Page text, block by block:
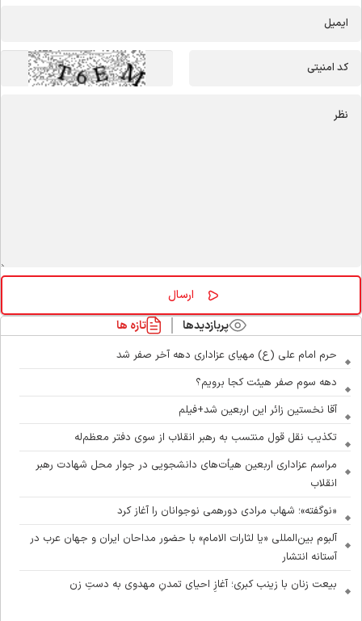
پربازدیدها تازه ها
حرم امام علی (ع) مهیای عزاداری دهه آخر صفر شد
دهه سوم صفر هیئت کجا برویم؟
آقا نخستین زائر این اربعین شد+فیلم
تکذیب نقل قول منتسب به رهبر انقلاب از سوی دفتر معظم‌له
مراسم عزاداری اربعین هیأت‌های دانشجویی در جوار محل شهادت رهبر
انقلاب
«نوگفته»؛ شهاب مرادی دورهمی نوجوانان را آغاز کرد
آلبوم بین‌المللی «یا لثارات الامام» با حضور مداحان ایران و جهان عرب در
آستانه انتشار
بیعت زنان با زینب کبری؛ آغازِ احیای تمدنِ مهدوی به دستِ زن